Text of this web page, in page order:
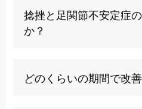
症状を悪化させる可能性
ることが重要です。また
のハイヒールの着用も避
捻挫と足関節不安定症
か？
の後遺症として慢性的に
を指します。捻挫が治り
どのくらいの期間で改